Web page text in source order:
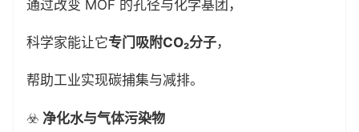
通过改变 MOF 的孔径与化学基团，
科学家能让它专门吸附CO₂分子，
帮助工业实现碳捕集与减排。
☣️ 净化水与气体污染物